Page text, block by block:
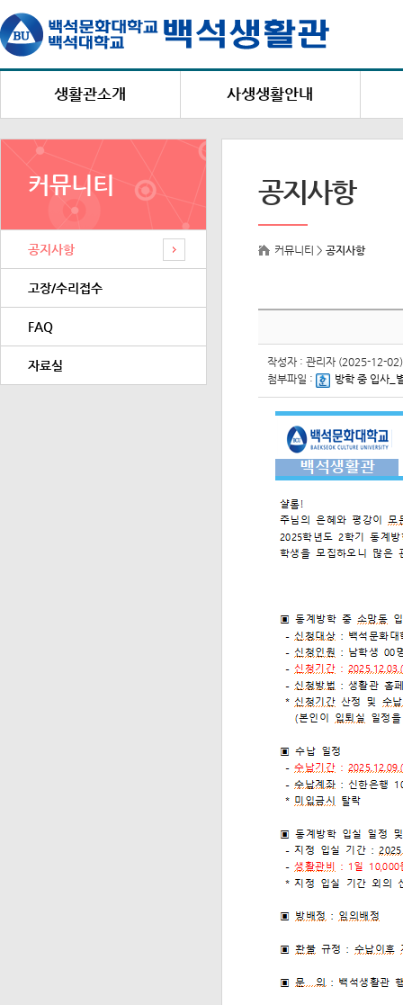
생활관소개
생활관장 인사말
설립목적 및 연혁
편의시설
건물별 주소 및 연락처
사생생활안내
생활안내
상점/벌점 안내
택배 및 우편물 수령안내
복지 및 편의시설
커뮤니티
공지사항
고장/수리접수
FAQ
자료실
공지사항
커뮤니티 > 공지사항
작성자 : 관리자 (2025-12-02)
첨부파일 :
방학 중 입사_